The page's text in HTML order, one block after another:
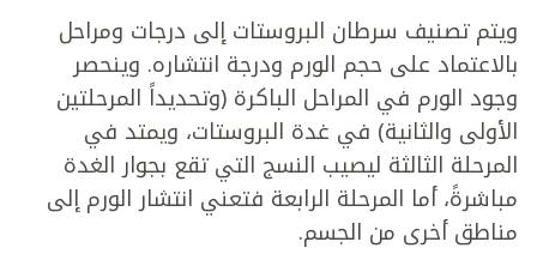
ويتم تصنيف سرطان البروستات إلى درجات ومراحل
بالاعتماد على حجم الورم ودرجة انتشاره. وينحصر
وجود الورم في المراحل الباكرة (وتحديداً المرحلتين
الأولى والثانية) في غدة البروستات، ويمتد في
المرحلة الثالثة ليصيب النسج التي تقع بجوار الغدة
مباشرةً، أما المرحلة الرابعة فتعني انتشار الورم إلى
مناطق أخرى من الجسم.